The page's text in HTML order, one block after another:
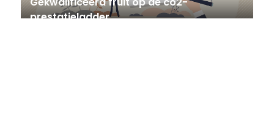
prestatieladder